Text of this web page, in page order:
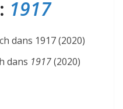
1917
dans 1917(2020)